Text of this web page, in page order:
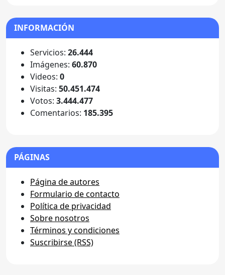
INFORMACIÓN
Servicios: 26.444
Imágenes: 60.870
Videos: 0
Visitas: 50.451.474
Votos: 3.444.477
Comentarios: 185.395
PÁGINAS
Página de autores
Formulario de contacto
Política de privacidad
Sobre nosotros
Términos y condiciones
Suscribirse (RSS)